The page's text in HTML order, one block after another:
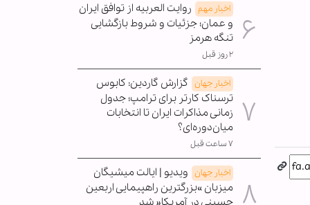
اخبار مهم روایت العربیه از توافق ایران
و عمان؛ جزئیات و شروط بازگشایی
تنگه هرمز
۲ روز قبل
اخبار جهان گزارش گاردین: کابوس
ترسناک کارتر برای ترامپ؛ جدول
زمانی مذاکرات ایران تا انتخابات
میان‌دوره‌ای؟
۷ ساعت قبل
اخبار جهان ویدیو | ایالت میشیگان
میزبان »بزرگترین راهپیمایی اربعین
حسینی در آمریکا« شد